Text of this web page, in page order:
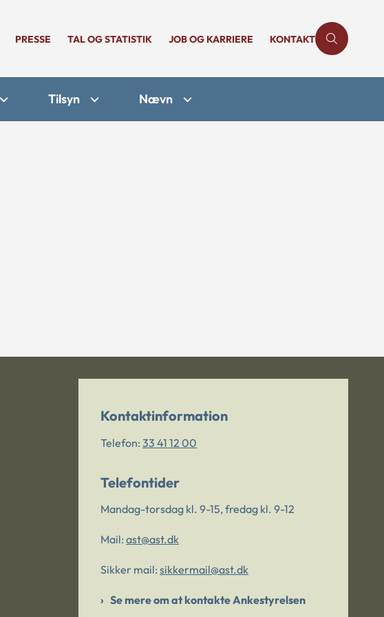
PRESSE TAL OG STATISTIK JOB OG KARRIERE KONTAKT
Tilsyn Nævn
Kontaktinformation
Telefon: 33 41 12 00
Telefontider
Mandag-torsdag kl. 9-15, fredag kl. 9-12
Mail: ast@ast.dk
Sikker mail: sikkermail@ast.dk
Se mere om at kontakte Ankestyrelsen